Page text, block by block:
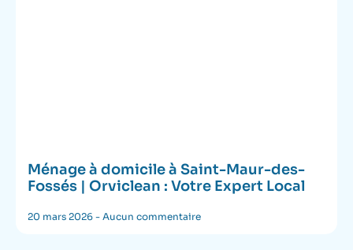
Ménage à domicile à Saint-Maur-des-
Fossés | Orviclean : Votre Expert Local
20 mars 2026 Aucun commentaire